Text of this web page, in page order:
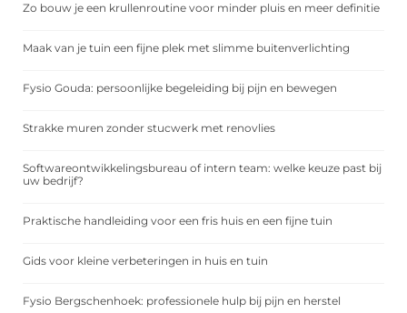
Zo bouw je een krullenroutine voor minder pluis en meer definitie
Maak van je tuin een fijne plek met slimme buitenverlichting
Fysio Gouda: persoonlijke begeleiding bij pijn en bewegen
Strakke muren zonder stucwerk met renovlies
Softwareontwikkelingsbureau of intern team: welke keuze past bij
uw bedrijf?
Praktische handleiding voor een fris huis en een fijne tuin
Gids voor kleine verbeteringen in huis en tuin
Fysio Bergschenhoek: professionele hulp bij pijn en herstel